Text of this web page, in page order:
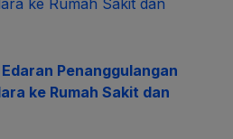
Penanggulangan
ke Rumah Sakit dan